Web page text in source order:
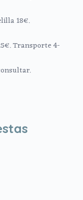
18€.
Transporte 4-